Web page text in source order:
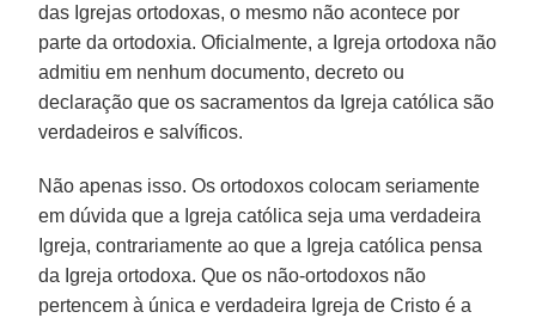
das Igrejas ortodoxas, o mesmo não acontece por
parte da ortodoxia. Oficialmente, a Igreja ortodoxa não
admitiu em nenhum documento, decreto ou
declaração que os sacramentos da Igreja católica são
verdadeiros e salvíficos.
Não apenas isso. Os ortodoxos colocam seriamente
em dúvida que a Igreja católica seja uma verdadeira
Igreja, contrariamente ao que a Igreja católica pensa
da Igreja ortodoxa. Que os não-ortodoxos não
pertencem à única e verdadeira Igreja de Cristo é a